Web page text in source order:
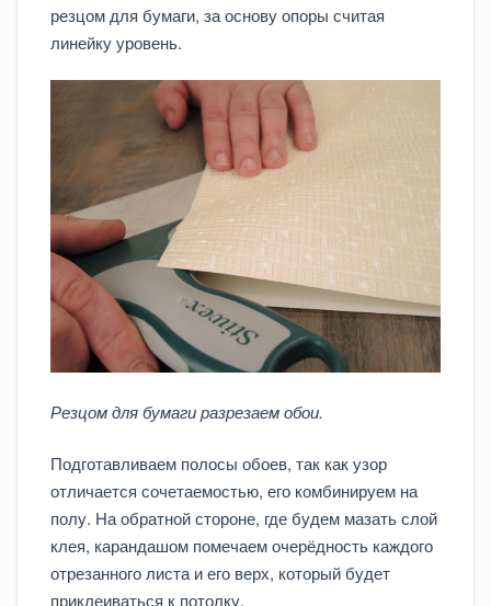
резцом для бумаги, за основу опоры считая
линейку уровень.
Резцом для бумаги разрезаем обои.
Подготавливаем полосы обоев, так как узор
отличается сочетаемостью, его комбинируем на
полу. На обратной стороне, где будем мазать слой
клея, карандашом помечаем очерёдность каждого
отрезанного листа и его верх, который будет
приклеиваться к потолку.